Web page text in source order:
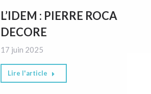
L’IDEM : PIERRE ROCA
DECORE
17 juin 2025
Lire l'article